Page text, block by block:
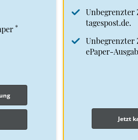
*
Unbegrenzter
tagespost.de.
Unbegrenzter
ePaper-
Jetzt